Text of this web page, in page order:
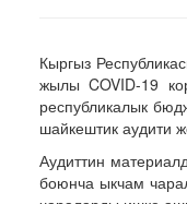
Кыргыз
жылы COVID-19
республикалык
шайкештик аудити
Аудиттин
боюнча ыкчам